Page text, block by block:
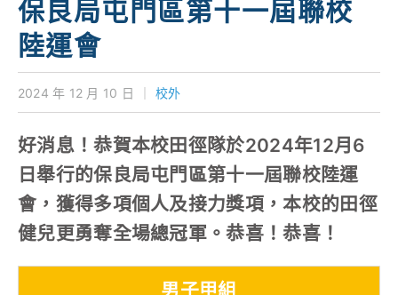
對外聯繫
聯絡我們
保良局屯門區第十一屆聯校
陸運會
2024 年 12 月 10 日 校外
好消息！恭賀本校田徑隊於2024年12月6
日舉行的保良局屯門區第十一屆聯校陸運
會，獲得多項個人及接力獎項，本校的田徑
健兒更勇奪全場總冠軍。恭喜！恭喜！
男子甲組